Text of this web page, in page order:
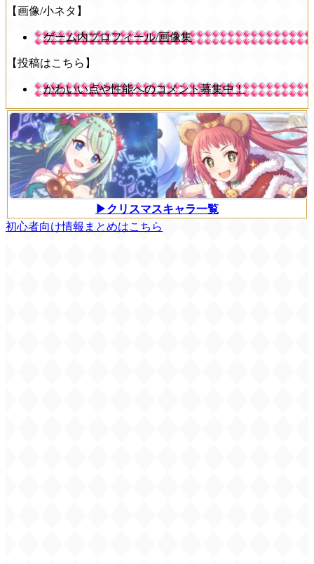
【画像/小ネタ】
ゲーム内プロフィール/画像集
【投稿はこちら】
かわいい点や性能へのコメント募集中！
▶クリスマスキャラ一覧
初心者向け情報まとめはこちら